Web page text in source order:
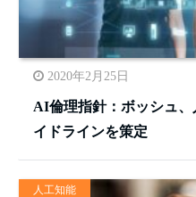
2020年2月25日
AI倫理指針：ボッシュ
イドラインを策定
人工知能